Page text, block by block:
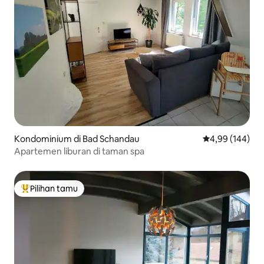
Kondominium di Bad Schandau Nilai rata-rata
4,99 (144)
Apartemen liburan di taman spa
Pilihan tamu terpopuler
Pilihan tamu